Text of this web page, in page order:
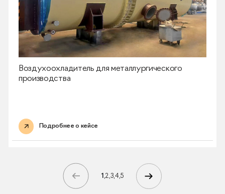
Воздухоохладитель для металлургического
производства
Подробнее о кейсе
1 2 3 4 5